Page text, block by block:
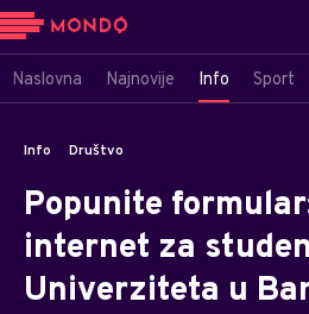
Naslovna Najnovije Info Sport
Info Društvo
Popunite
internet za
Univerziteta u